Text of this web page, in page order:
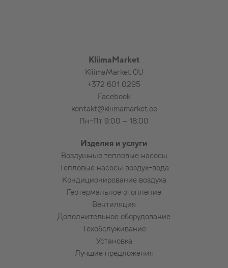
KliimaMarket
KliimaMarket OÜ
+372 601 0295
Facebook
kontakt@kliimamarket.ee
Пн-Пт 9:00 – 18:00
Изделия и услуги
Воздушные тепловые насосы
Тепловые насосы воздух-вода
Кондиционирование воздуха
Геотермальное отопление
Вентиляция
Дополнительное оборудование
Техобслуживание
Установка
Лучшие предложения